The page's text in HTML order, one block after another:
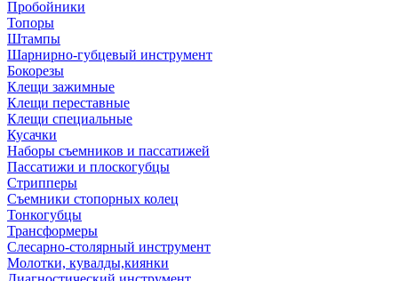
Пробойники
Топоры
Штампы
Шарнирно-губцевый инструмент
Бокорезы
Клещи зажимные
Клещи переставные
Клещи специальные
Кусачки
Наборы съемников и пассатижей
Пассатижи и плоскогубцы
Стрипперы
Съемники стопорных колец
Тонкогубцы
Трансформеры
Слесарно-столярный инструмент
Молотки, кувалды,киянки